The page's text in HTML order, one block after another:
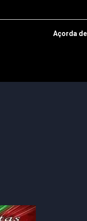
Açorda